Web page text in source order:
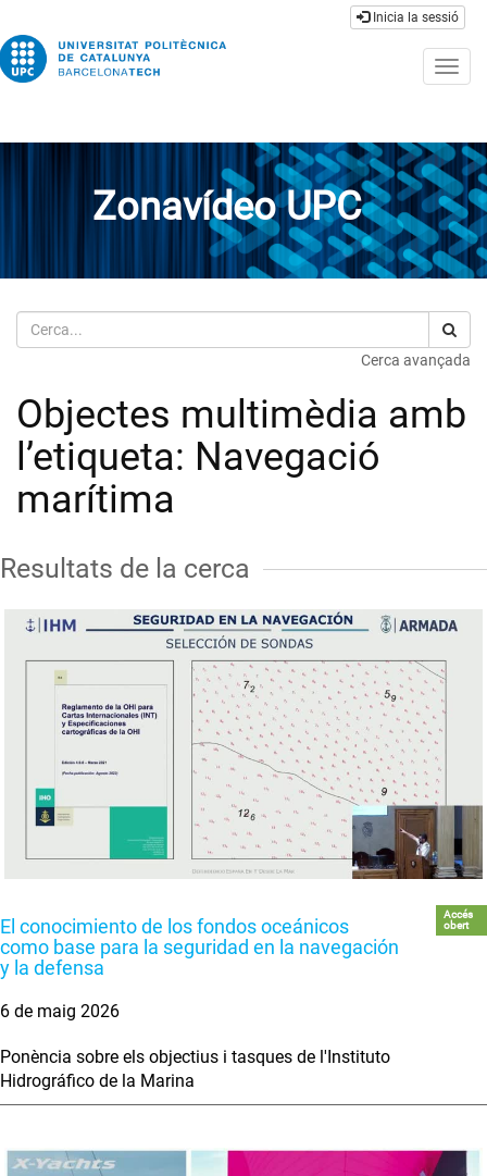
Inicia la sessió
Zonavídeo UPC
Cerca
Cerca avançada
Objectes multimèdia amb
l’etiqueta: Navegació
marítima
Resultats de la cerca
El conocimiento de los fondos oceánicos
como base para la seguridad en la navegación
y la defensa
Accés
obert
6 de maig 2026
Ponència sobre els objectius i tasques de l'Instituto
Hidrográfico de la Marina